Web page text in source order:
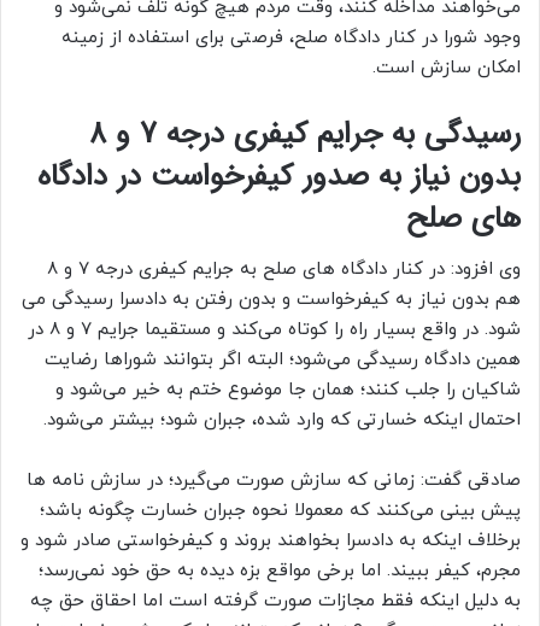
می‌خواهند مداخله کنند، وقت مردم هیچ گونه تلف نمی‌شود و
وجود شورا در کنار دادگاه صلح، فرصتی برای استفاده از زمینه
امکان سازش است.
رسیدگی به جرایم کیفری درجه 7 و 8
بدون نیاز به صدور کیفرخواست در دادگاه
های صلح
وی افزود: در کنار دادگاه های صلح به جرایم کیفری درجه ۷ و ۸
هم بدون نیاز به کیفرخواست و بدون رفتن به دادسرا رسیدگی می
شود. در واقع بسیار راه را کوتاه می‌کند و مستقیما جرایم ۷ و ۸ در
همین دادگاه رسیدگی می‌شود؛ البته اگر بتوانند شوراها رضایت
شاکیان را جلب کنند؛ همان جا موضوع ختم به خیر می‌شود و
احتمال اینکه خسارتی که وارد شده، جبران شود؛ بیشتر می‌شود.
صادقی گفت: زمانی که سازش صورت می‌گیرد؛ در سازش نامه ها
پیش بینی می‌کنند که معمولا نحوه جبران خسارت چگونه باشد؛
برخلاف اینکه به دادسرا بخواهند بروند و کیفرخواستی صادر شود و
مجرم، کیفر ببیند. اما برخی مواقع بزه دیده به حق خود نمی‌رسد؛
به دلیل اینکه فقط مجازات صورت گرفته است اما احقاق حق چه